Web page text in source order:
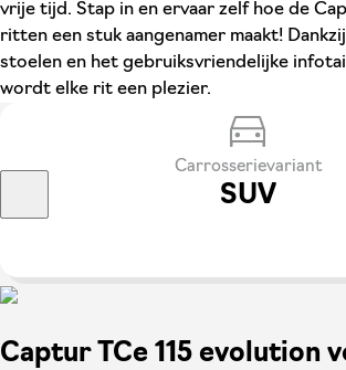
vrije tijd. Stap in en ervaar zelf hoe de
ritten een stuk aangenamer maakt!
stoelen en het gebruiksvriendelijke
wordt elke rit een plezier.
Carrosserievariant
SUV
Captur TCe 115 evolution